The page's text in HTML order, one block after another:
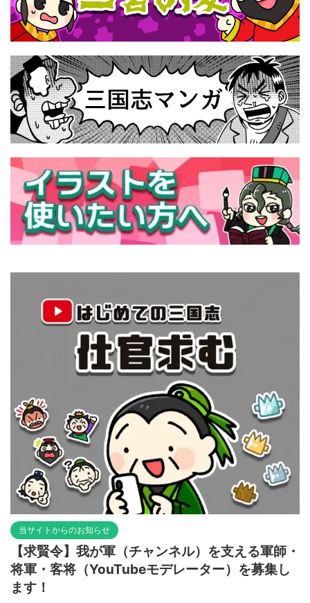
当サイトからのお知らせ
【求賢令】我が軍（チャンネル）を支える軍師・
将軍・客将（YouTubeモデレーター）を募集し
ます！